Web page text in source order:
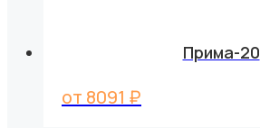
Прима-20
от 8091 ₽